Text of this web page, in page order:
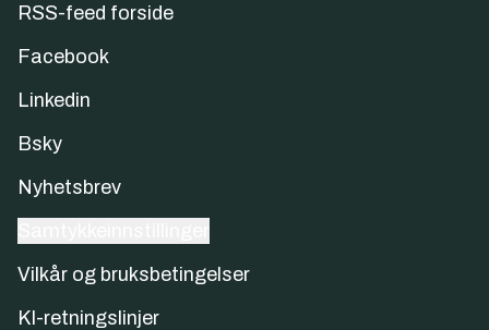
RSS-feed forside
Facebook
Linkedin
Bsky
Nyhetsbrev
Vilkår og bruksbetingelser
KI-retningslinjer